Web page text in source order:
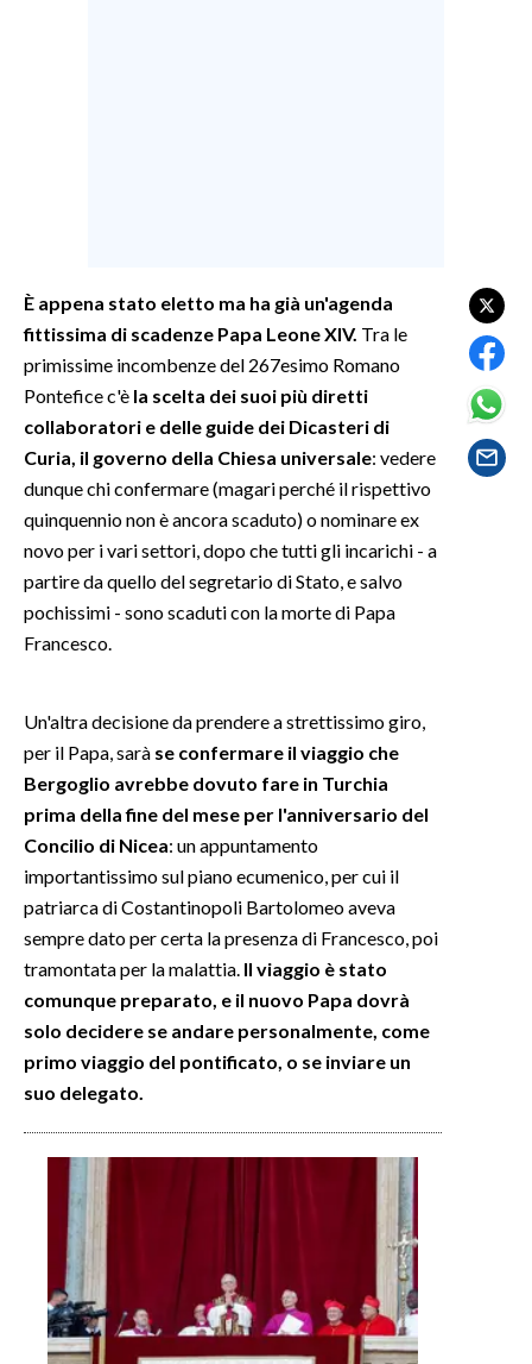
GOSSIP
SALUTE
SARDI NEL MONDO
EVENTI
#CARAUNIONE
INSULARITÀ
INFO AZIENDE
ABBONATI
ANNUNCI
NECROLOGI
PUBBLICITÀ
STORE
È appena stato eletto ma ha già un'agenda
fittissima di scadenze Papa Leone XIV. Tra le
primissime incombenze del 267esimo Romano
Pontefice c'è la scelta dei suoi più diretti
collaboratori e delle guide dei Dicasteri di
Curia, il governo della Chiesa universale: vedere
dunque chi confermare (magari perché il rispettivo
quinquennio non è ancora scaduto) o nominare ex
novo per i vari settori, dopo che tutti gli incarichi - a
partire da quello del segretario di Stato, e salvo
pochissimi - sono scaduti con la morte di Papa
Francesco.
Un'altra decisione da prendere a strettissimo giro,
per il Papa, sarà se confermare il viaggio che
Bergoglio avrebbe dovuto fare in Turchia
prima della fine del mese per l'anniversario del
Concilio di Nicea: un appuntamento
importantissimo sul piano ecumenico, per cui il
patriarca di Costantinopoli Bartolomeo aveva
sempre dato per certa la presenza di Francesco, poi
tramontata per la malattia. Il viaggio è stato
comunque preparato, e il nuovo Papa dovrà
solo decidere se andare personalmente, come
primo viaggio del pontificato, o se inviare un
suo delegato.